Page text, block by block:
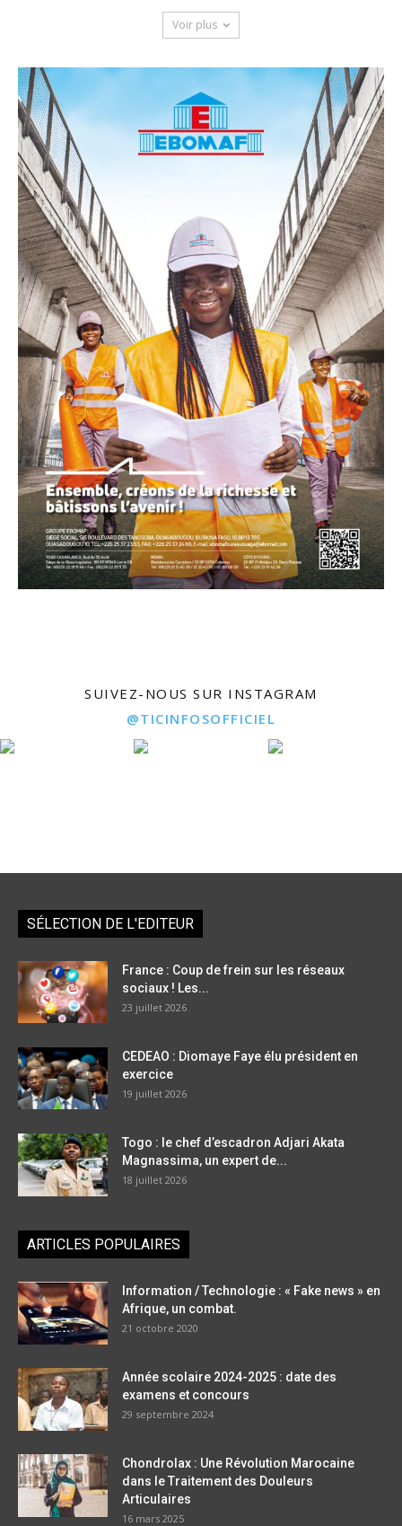
Voir plus
SUIVEZ-NOUS SUR INSTAGRAM
@TICINFOSOFFICIEL
SÉLECTION DE L'EDITEUR
France : Coup de frein sur les réseaux
sociaux ! Les...
23 juillet 2026
CEDEAO : Diomaye Faye élu président en
exercice
19 juillet 2026
Togo : le chef d’escadron Adjari Akata
Magnassima, un expert de...
18 juillet 2026
ARTICLES POPULAIRES
Information / Technologie : « Fake news » en
Afrique, un combat.
21 octobre 2020
Année scolaire 2024-2025 : date des
examens et concours
29 septembre 2024
Chondrolax : Une Révolution Marocaine
dans le Traitement des Douleurs
Articulaires
16 mars 2025